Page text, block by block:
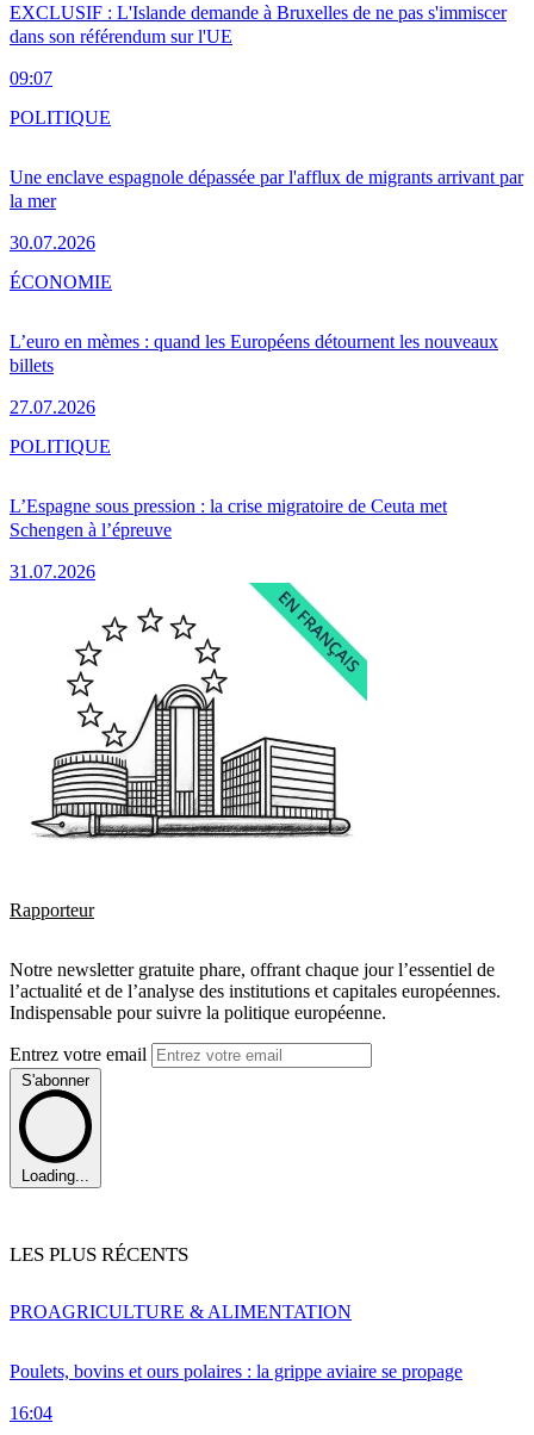
EXCLUSIF : L'Islande demande à Bruxelles de ne pas s'immiscer
dans son référendum sur l'UE
09:07
Une enclave espagnole dépassée par l'afflux de migrants arrivant par
la mer
30.07.2026
POLITIQUE
L’euro en mèmes : quand les Européens détournent les nouveaux
billets
27.07.2026
ÉCONOMIE
L’Espagne sous pression : la crise migratoire de Ceuta met
Schengen à l’épreuve
31.07.2026
POLITIQUE
Rapporteur
Notre newsletter gratuite phare, offrant chaque jour l’essentiel de
l’actualité et de l’analyse des institutions et capitales européennes.
Indispensable pour suivre la politique européenne.
Entrez votre email
S'abonner
Loading...
LES PLUS RÉCENTS
Poulets, bovins et ours polaires : la grippe aviaire se propage
16:04
PROAGRICULTURE & ALIMENTATION